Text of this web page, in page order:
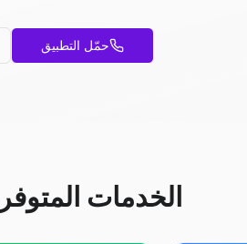
حمّل التطبيق
الخدمات